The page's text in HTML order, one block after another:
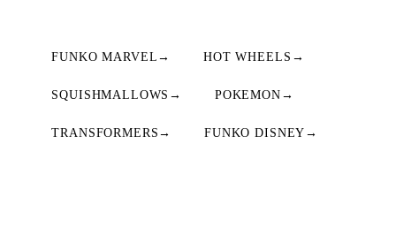
FUNKO MARVEL → HOT WHEELS →
SQUISHMALLOWS → POKEMON →
TRANSFORMERS → FUNKO DISNEY →